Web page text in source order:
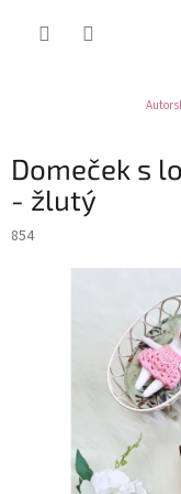
Domeček s
- žlutý
854